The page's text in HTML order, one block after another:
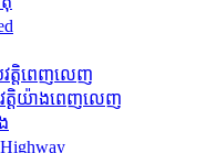
វត្តិពេញលេញ
វត្តិយ៉ាងពេញលេញ